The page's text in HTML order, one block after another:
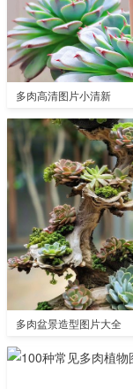
多肉高清图片小清新
多肉盆景造型图片大全